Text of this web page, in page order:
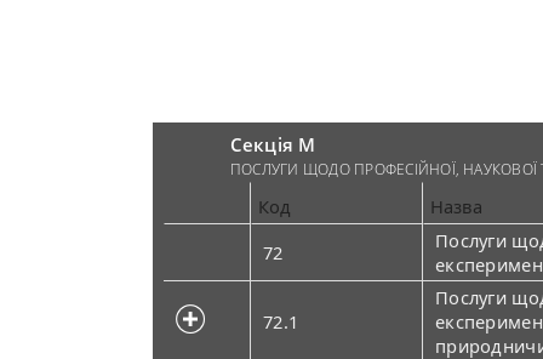
Секція M
ПОСЛУГИ ЩОДО ПРОФЕСІЙНОЇ, НАУКОВОЇ
Код
Назва
72
Послуги
72.1
Послуги